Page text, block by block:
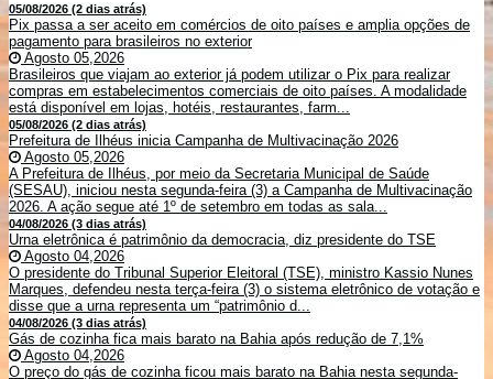
05/08/2026 (2 dias atrás)
Pix passa a ser aceito em comércios de oito países e amplia opções de
pagamento para brasileiros no exterior
Agosto 05,2026
Brasileiros que viajam ao exterior já podem utilizar o Pix para realizar
compras em estabelecimentos comerciais de oito países. A modalidade
está disponível em lojas, hotéis, restaurantes, farm...
05/08/2026 (2 dias atrás)
Prefeitura de Ilhéus inicia Campanha de Multivacinação 2026
Agosto 05,2026
A Prefeitura de Ilhéus, por meio da Secretaria Municipal de Saúde
(SESAU), iniciou nesta segunda-feira (3) a Campanha de Multivacinação
2026. A ação segue até 1º de setembro em todas as sala...
04/08/2026 (3 dias atrás)
Urna eletrônica é patrimônio da democracia, diz presidente do TSE
Agosto 04,2026
O presidente do Tribunal Superior Eleitoral (TSE), ministro Kassio Nunes
Marques, defendeu nesta terça-feira (3) o sistema eletrônico de votação e
disse que a urna representa um “patrimônio d...
04/08/2026 (3 dias atrás)
Gás de cozinha fica mais barato na Bahia após redução de 7,1%
Agosto 04,2026
O preço do gás de cozinha ficou mais barato na Bahia nesta segunda-